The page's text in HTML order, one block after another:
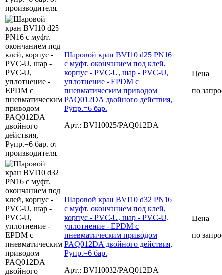
Шаровой кран BVI10 d25 PN16
с муфт. окончанием под клей,
корпус - PVC-U, шар - PVC-U,
уплотнение - EPDM с
пневматическим приводом
PAQ012DA двойного действия,
Рупр.=6 бар.
Арт.: BVI10025/PAQ012DA
Цена
по
Шаровой кран BVI10 d32 PN16
с муфт. окончанием под клей,
корпус - PVC-U, шар - PVC-U,
уплотнение - EPDM с
пневматическим приводом
PAQ012DA двойного действия,
Рупр.=6 бар.
Арт.: BVI10032/PAQ012DA
Цена
по